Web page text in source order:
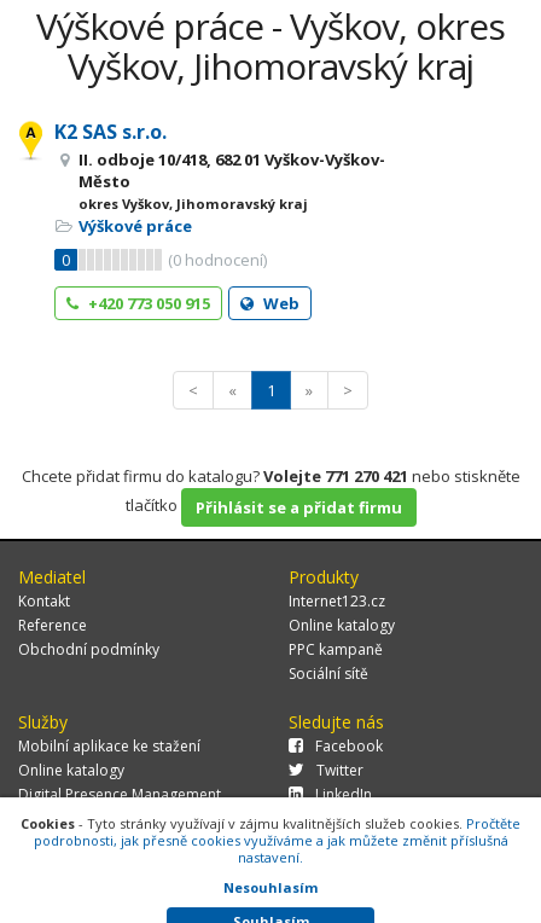
Výškové práce - Vyškov, okres
Vyškov, Jihomoravský kraj
K2 SAS s.r.o.
II. odboje 10/418, 682 01 Vyškov-Vyškov-
Město
okres Vyškov, Jihomoravský kraj
Výškové práce
0
(0 hodnocení)
+420 773 050 915
Web
< « 1 » >
Chcete přidat firmu do katalogu?Volejte 771 270 421 nebo stiskněte
tlačítko
Přihlásit se a přidat firmu
Mediatel
Kontakt
Reference
Obchodní podmínky
Produkty
Internet123.cz
Online katalogy
PPC kampaně
Sociální sítě
Služby
Mobilní aplikace ke stažení
Online katalogy
Digital Presence Management
Více zákazníků
Sledujte nás
Facebook
Twitter
LinkedIn
© 2026 MEDIATEL CZ, s.r.o.,Za Potokem 46/4, 106 00 Praha 10, tel.:
+420 771 270 421, verze 1.29.0.143,
Cookies
Cookies - Tyto stránky využívají v zájmu kvalitnějších služeb cookies. Pročtěte
podrobnosti, jak přesně cookies využíváme a jak můžete změnit příslušná
nastavení.
Nesouhlasím